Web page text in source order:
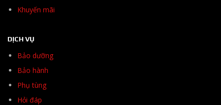
Khuyến mãi
DỊCH VỤ
Bảo dưỡng
Bảo hành
Phụ tùng
Hỏi đáp